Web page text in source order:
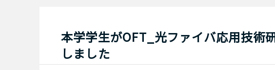
本学学生がOFT_光ファイバ応用技術
しました